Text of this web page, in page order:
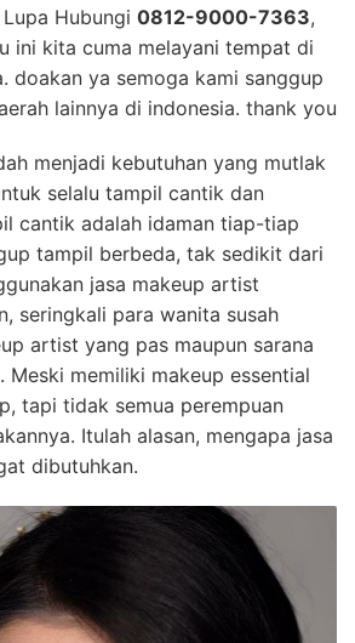
Hubungi 0812-9000-7363,
ini kita cuma melayani tempat di
doakan ya semoga kami sanggup
lainnya di indonesia. thank you
menjadi kebutuhan yang mutlak
selalu tampil cantik dan
cantik adalah idaman tiap-tiap
tampil berbeda, tak sedikit dari
jasa makeup artist
seringkali para wanita susah
artist yang pas maupun sarana
Meski memiliki makeup essential
tapi tidak semua perempuan
Itulah alasan, mengapa jasa
dibutuhkan.